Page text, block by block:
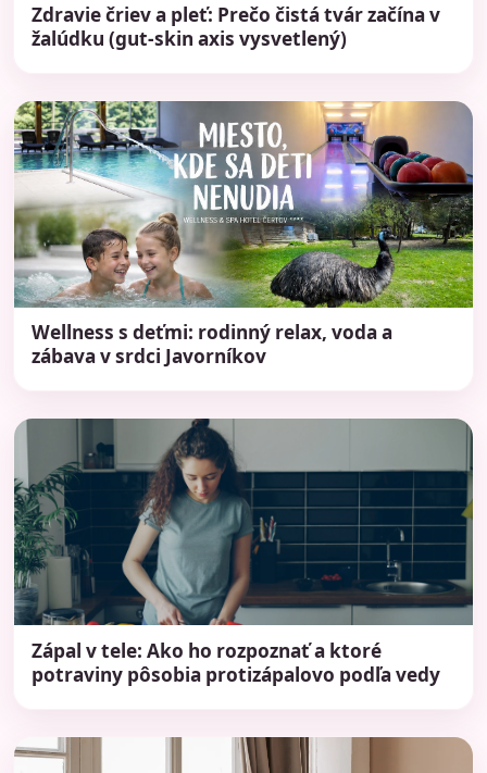
Zdravie čriev a pleť: Prečo čistá tvár začína v
žalúdku (gut-skin axis vysvetlený)
Wellness s deťmi: rodinný relax, voda a
zábava v srdci Javorníkov
Zápal v tele: Ako ho rozpoznať a ktoré
potraviny pôsobia protizápalovo podľa vedy